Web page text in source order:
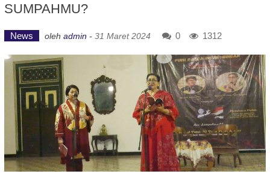
SUMPAHMU?
News oleh admin - 31 Maret 2024 0 1312